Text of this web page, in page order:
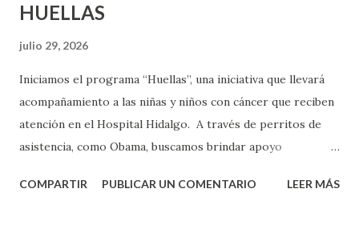
HUELLAS
julio 29, 2026
Iniciamos el programa “Huellas”, una iniciativa que llevará
acompañamiento a las niñas y niños con cáncer que reciben
atención en el Hospital Hidalgo. A través de perritos de
asistencia, como Obama, buscamos brindar apoyo
junto a sus familias.
COMPARTIR PUBLICAR UN COMENTARIO LEER MÁS